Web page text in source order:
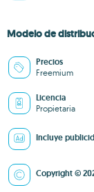
Modelo de
Precios
Freemium
Licencia
Propietaria
Incluye
Copyright ©